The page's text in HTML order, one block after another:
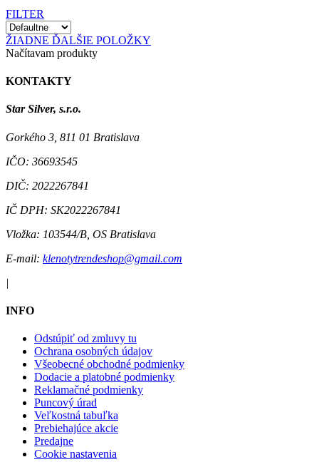
FILTER
ŽIADNE ĎALŠIE POLOŽKY
Načítavam produkty
KONTAKTY
Star Silver, s.r.o.
Gorkého 3, 811 01 Bratislava
IČO: 36693545
DIČ: 2022267841
IČ DPH: SK2022267841
Vložka: 103544/B, OS Bratislava
E-mail: klenotytrendeshop@gmail.com
|
INFO
Odstúpiť od zmluvy tu
Ochrana osobných údajov
Všeobecné obchodné podmienky
Dodacie a platobné podmienky
Reklamačné podmienky
Puncový úrad
Veľkostná tabuľka
Prebiehajúce akcie
Predajne
Cookie nastavenia